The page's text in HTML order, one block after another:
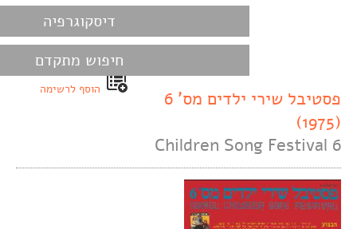
דיסקוגרפיה
חיפוש מתקדם
הוסף לרשימה
פסטיבל שירי ילדים מס’ 6
(1975)
Children Song Festival 6